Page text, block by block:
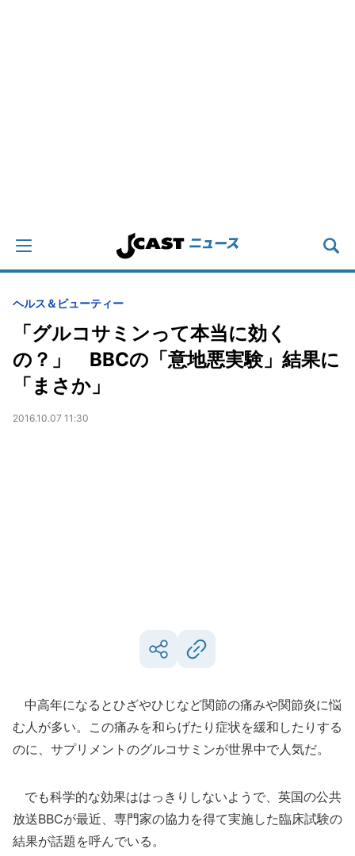
ヘルス＆ビューティー
「グルコサミンって本当に効く
の？」 BBCの「意地悪実験」結果に
「まさか」
2016.10.07 11:30
中高年になるとひざやひじなど関節の痛みや関節炎に悩
む人が多い。この痛みを和らげたり症状を緩和したりする
のに、サプリメントのグルコサミンが世界中で人気だ。
でも科学的な効果ははっきりしないようで、英国の公共
放送BBCが最近、専門家の協力を得て実施した臨床試験の
結果が話題を呼んでいる。